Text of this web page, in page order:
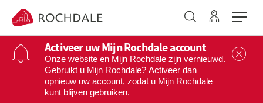
Naar hoofdinhoud
Naar hoofdnavigatiemenu
Naar zoeken
Naar de homepage Ga naar
Activeer uw Mijn Rochdale account
Onze website en Mijn Rochdale zijn vernieuwd.
Gebruikt u Mijn Rochdale? Activeer dan
opnieuw uw account, zodat u Mijn Rochdale
kunt blijven gebruiken.